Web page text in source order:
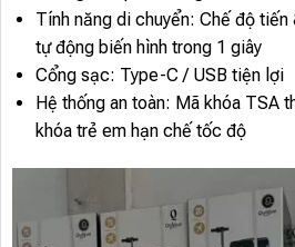
Tính năng di chuyển: Chế độ
tự động biến hình trong 1 giây
Cổng sạc: Type-C / USB tiện lợi
Hệ thống an toàn: Mã khóa TSA
khóa trẻ em hạn chế tốc độ